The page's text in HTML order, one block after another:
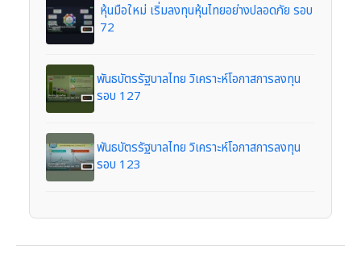
หุ้นมือใหม่ เริ่มลงทุนหุ้นไทยอย่างปลอดภัย รอบ
72
พันธบัตรรัฐบาลไทย วิเคราะห์โอกาสการลงทุน
รอบ 127
พันธบัตรรัฐบาลไทย วิเคราะห์โอกาสการลงทุน
รอบ 123